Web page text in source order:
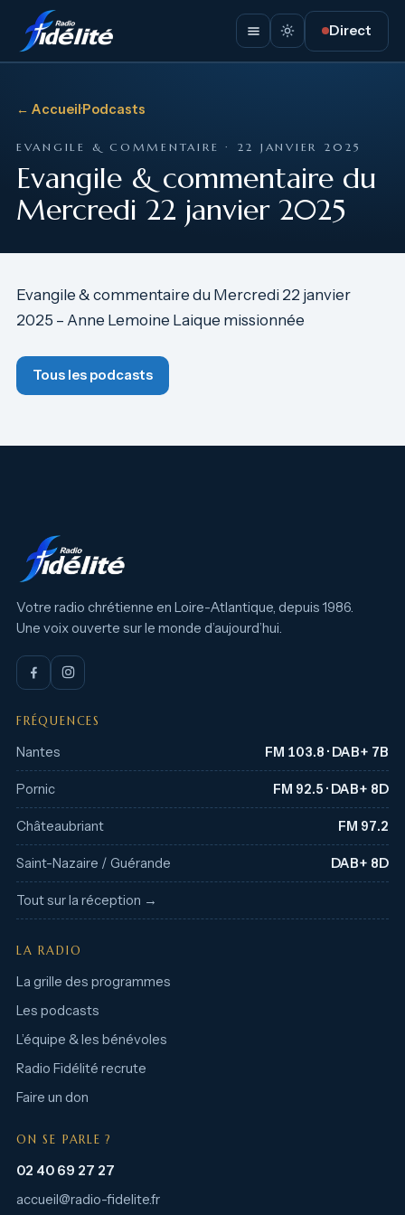
Direct
← Accueil·Podcasts
EVANGILE & COMMENTAIRE · 22 JANVIER 2025
Evangile & commentaire du
Mercredi 22 janvier 2025
Evangile & commentaire du Mercredi 22 janvier
2025 – Anne Lemoine Laique missionnée
Tous les podcasts
Votre radio chrétienne en Loire-Atlantique, depuis 1986.
Une voix ouverte sur le monde d’aujourd’hui.
FRÉQUENCES
Nantes FM 103.8 · DAB+ 7B
Pornic FM 92.5 · DAB+ 8D
Châteaubriant FM 97.2
Saint-Nazaire / Guérande DAB+ 8D
Tout sur la réception →
LA RADIO
La grille des programmes
Les podcasts
L’équipe & les bénévoles
Radio Fidélité recrute
Faire un don
ON SE PARLE ?
02 40 69 27 27
accueil@radio-fidelite.fr